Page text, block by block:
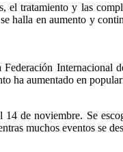
el tratamiento y las
halla en aumento y
Internacional
ha aumentado en
de noviembre. Se
muchos eventos se